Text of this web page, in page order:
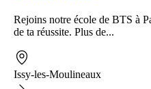
Rejoins notre école de BTS à
de ta réussite. Plus de...
Issy-les-Moulineaux